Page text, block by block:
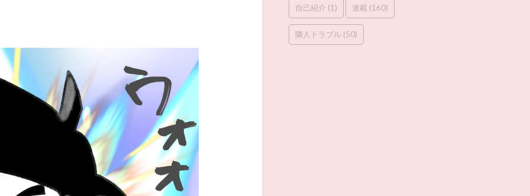
自己紹介 (1) 連載 (160)
隣人トラブル (50)